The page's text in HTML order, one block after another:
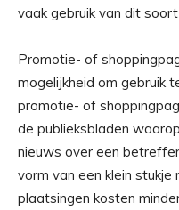
vaak gebruik van dit
Promotie- of
mogelijkheid om gebruik
promotie- of
de publieksbladen
nieuws over een
vorm van een klein
plaatsingen kosten